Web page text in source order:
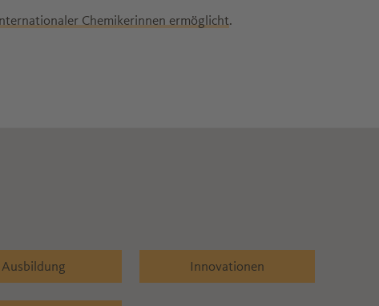
Chemikerinnen ermöglicht.
Ausbildung Innovationen